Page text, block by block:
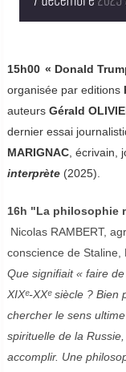
15h00 « Donald
organisée par editions
auteurs Gérald
dernier essai
MARIGNAC, écrivain,
interprète(2025).
16h "La philosophie
Nicolas RAMBERT,
conscience de
Que signifiait « faire
XIXᵉ-XXᵉ siècle ? Bien
chercher le sens
spirituelle de la
accomplir. Une